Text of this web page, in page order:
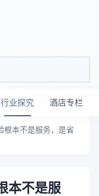
行业探究 酒店专栏
根本不是服务，是省
本不是服